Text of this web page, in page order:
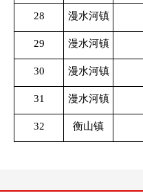
28 漫水河镇
29 漫水河镇
30 漫水河镇
31 漫水河镇
32 衡山镇